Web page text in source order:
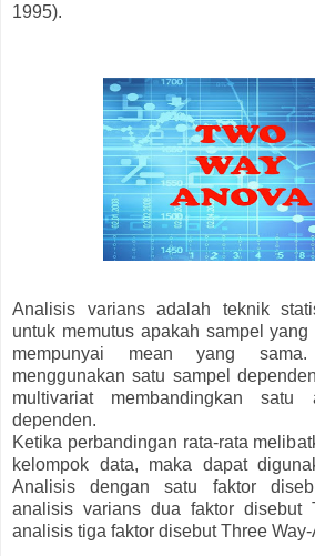
1995).
Analisis varians adalah teknik
untuk memutus apakah sampel
mempunyai mean yang
menggunakan satu sampel
multivariat membandingkan
dependen.
Ketika perbandingan rata-rata
kelompok data, maka dapat
Analisis dengan satu faktor
analisis varians dua faktor disebut
analisis tiga faktor disebut Three